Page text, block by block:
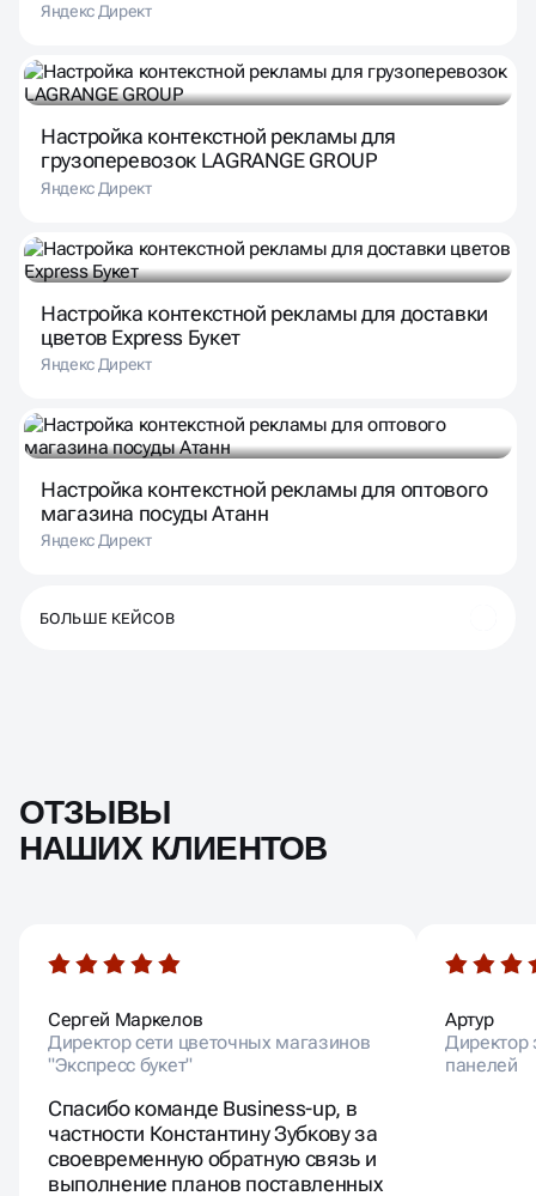
Яндекс Директ
Настройка контекстной рекламы для
грузоперевозок LAGRANGE GROUP
Яндекс Директ
Настройка контекстной рекламы для доставки
цветов Express Букет
Яндекс Директ
Настройка контекстной рекламы для оптового
магазина посуды Атанн
Яндекс Директ
БОЛЬШЕ КЕЙСОВ
ОТЗЫВЫ
НАШИХ КЛИЕНТОВ
Сергей Маркелов
Директор сети цветочных магазинов
"Экспресс букет"
Спасибо команде Business-up, в
частности Константину Зубкову за
своевременную обратную связь и
выполнение планов поставленных
Артур
Директор
панелей